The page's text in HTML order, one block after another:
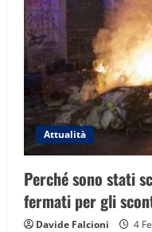
Attualità
Perché sono stati
fermati per gli
Davide Falcioni 4